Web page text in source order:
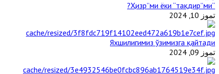
“Ҳизр”ми ёки “тақдир”ми?
تموز 10, 2024
Яхшилигимиз ўзимизга қайтади
تموز 09, 2024